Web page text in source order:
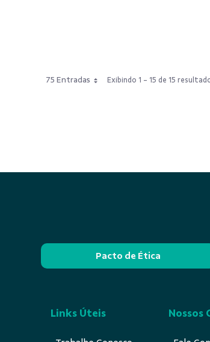
75 Entradas Exibindo 1 - 15 de 15
Pacto de Ética
Links Úteis Nossos